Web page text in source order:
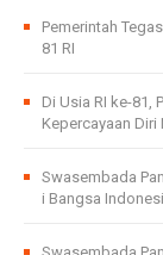
Pemerintah
81 RI
Di Usia RI ke-81,
Kepercayaan Diri
Swasembada
i Bangsa